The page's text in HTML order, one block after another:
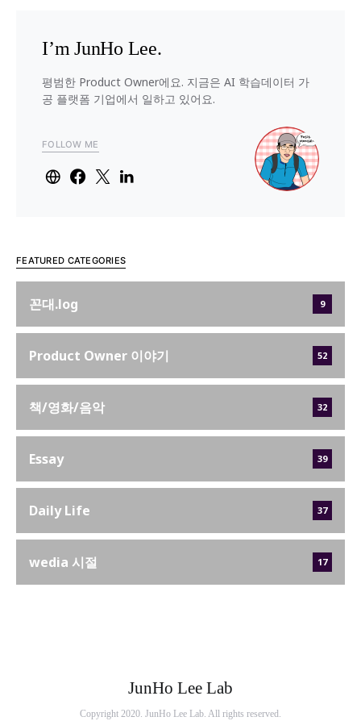
I’m JunHo Lee.
평범한 Product Owner에요. 지금은 AI 학습데이터 가
공 플랫폼 기업에서 일하고 있어요.
FOLLOW ME
FEATURED CATEGORIES
꼰대.log 9
Product Owner 이야기 52
책/영화/음악 32
Essay 39
Daily Life 37
wedia 시절 17
JunHo Lee Lab
Copyright 2020. JunHo Lee Lab. All rights reserved.